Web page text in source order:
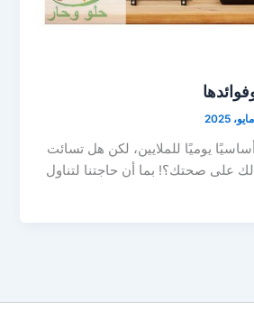
يوميًا للملايين، لكن هل تسائت
على صحتك؟! بما أن حاجتنا لتناول